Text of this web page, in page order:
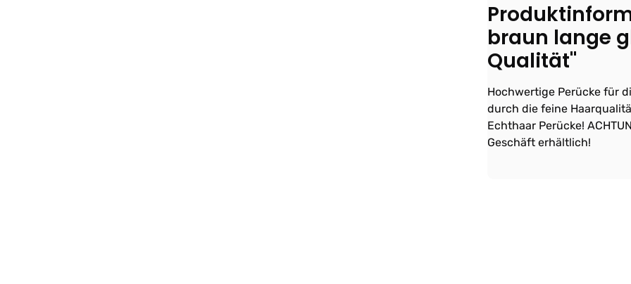
braun lange
Qualität"
Hochwertige Perücke für
durch die feine
Echthaar Perücke!
Geschäft erhältlich!